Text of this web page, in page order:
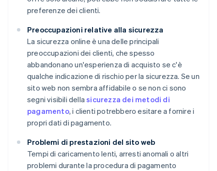
preferenze dei clienti.
Preoccupazioni relative alla sicurezza
La sicurezza online è una delle principali
preoccupazioni dei clienti, che spesso
abbandonano un'esperienza di acquisto se c'è
qualche indicazione di rischio per la sicurezza. Se un
sito web non sembra affidabile o se non ci sono
segni visibili dellasicurezza dei metodi di
pagamento, i clienti potrebbero esitare a fornire i
propri dati di pagamento.
Problemi di prestazioni del sito web
Tempi di caricamento lenti, arresti anomali o altri
problemi durante la procedura di pagamento